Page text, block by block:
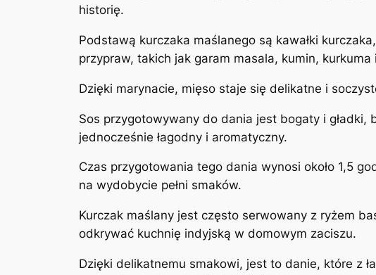
historię.
Podstawą kurczaka maślanego są kawałki
przypraw, takich jak garam masala, kumin,
Dzięki marynacie, mięso staje się delikatne i
Sos przygotowywany do dania jest bogaty i
jednocześnie łagodny i aromatyczny.
Czas przygotowania tego dania wynosi około 1,5
na wydobycie pełni smaków.
Kurczak maślany jest często serwowany z ryżem
odkrywać kuchnię indyjską w domowym zaciszu.
Dzięki delikatnemu smakowi, jest to danie, które z